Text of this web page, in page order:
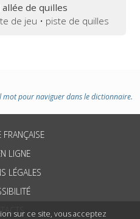
sur ce site, vous acceptez
allée de quilles
de jeu • piste de quilles
mot pour naviguer dans le dictionnaire.
FRANÇAISE
LIGNE
LÉGALES